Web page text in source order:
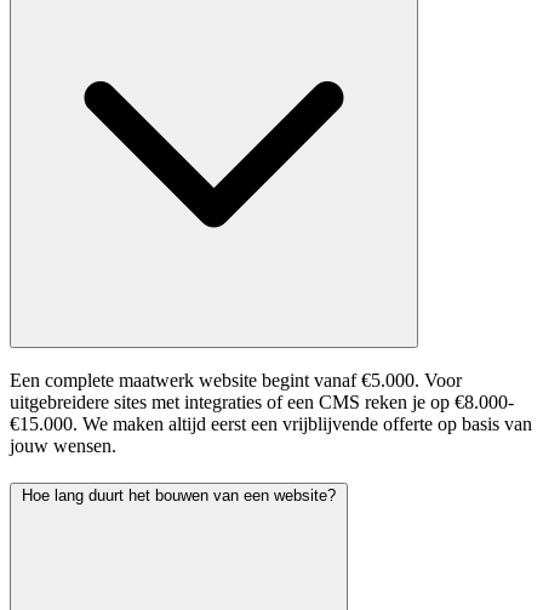
Een complete maatwerk website begint vanaf €5.000. Voor
uitgebreidere sites met integraties of een CMS reken je op €8.000-
€15.000. We maken altijd eerst een vrijblijvende offerte op basis van
jouw wensen.
Hoe lang duurt het bouwen van een website?